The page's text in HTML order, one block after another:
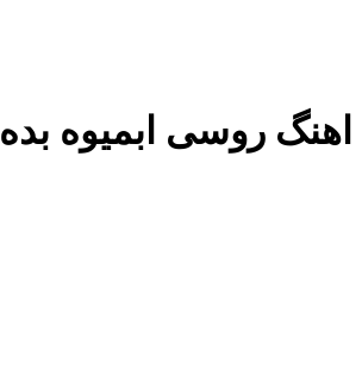
اهنگ روسی ابمیوه بده